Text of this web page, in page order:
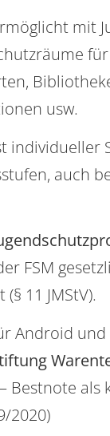
mit
usw.
individueller
auch
FSM
11 JMStV).
Android und
Bestnote als
2020)